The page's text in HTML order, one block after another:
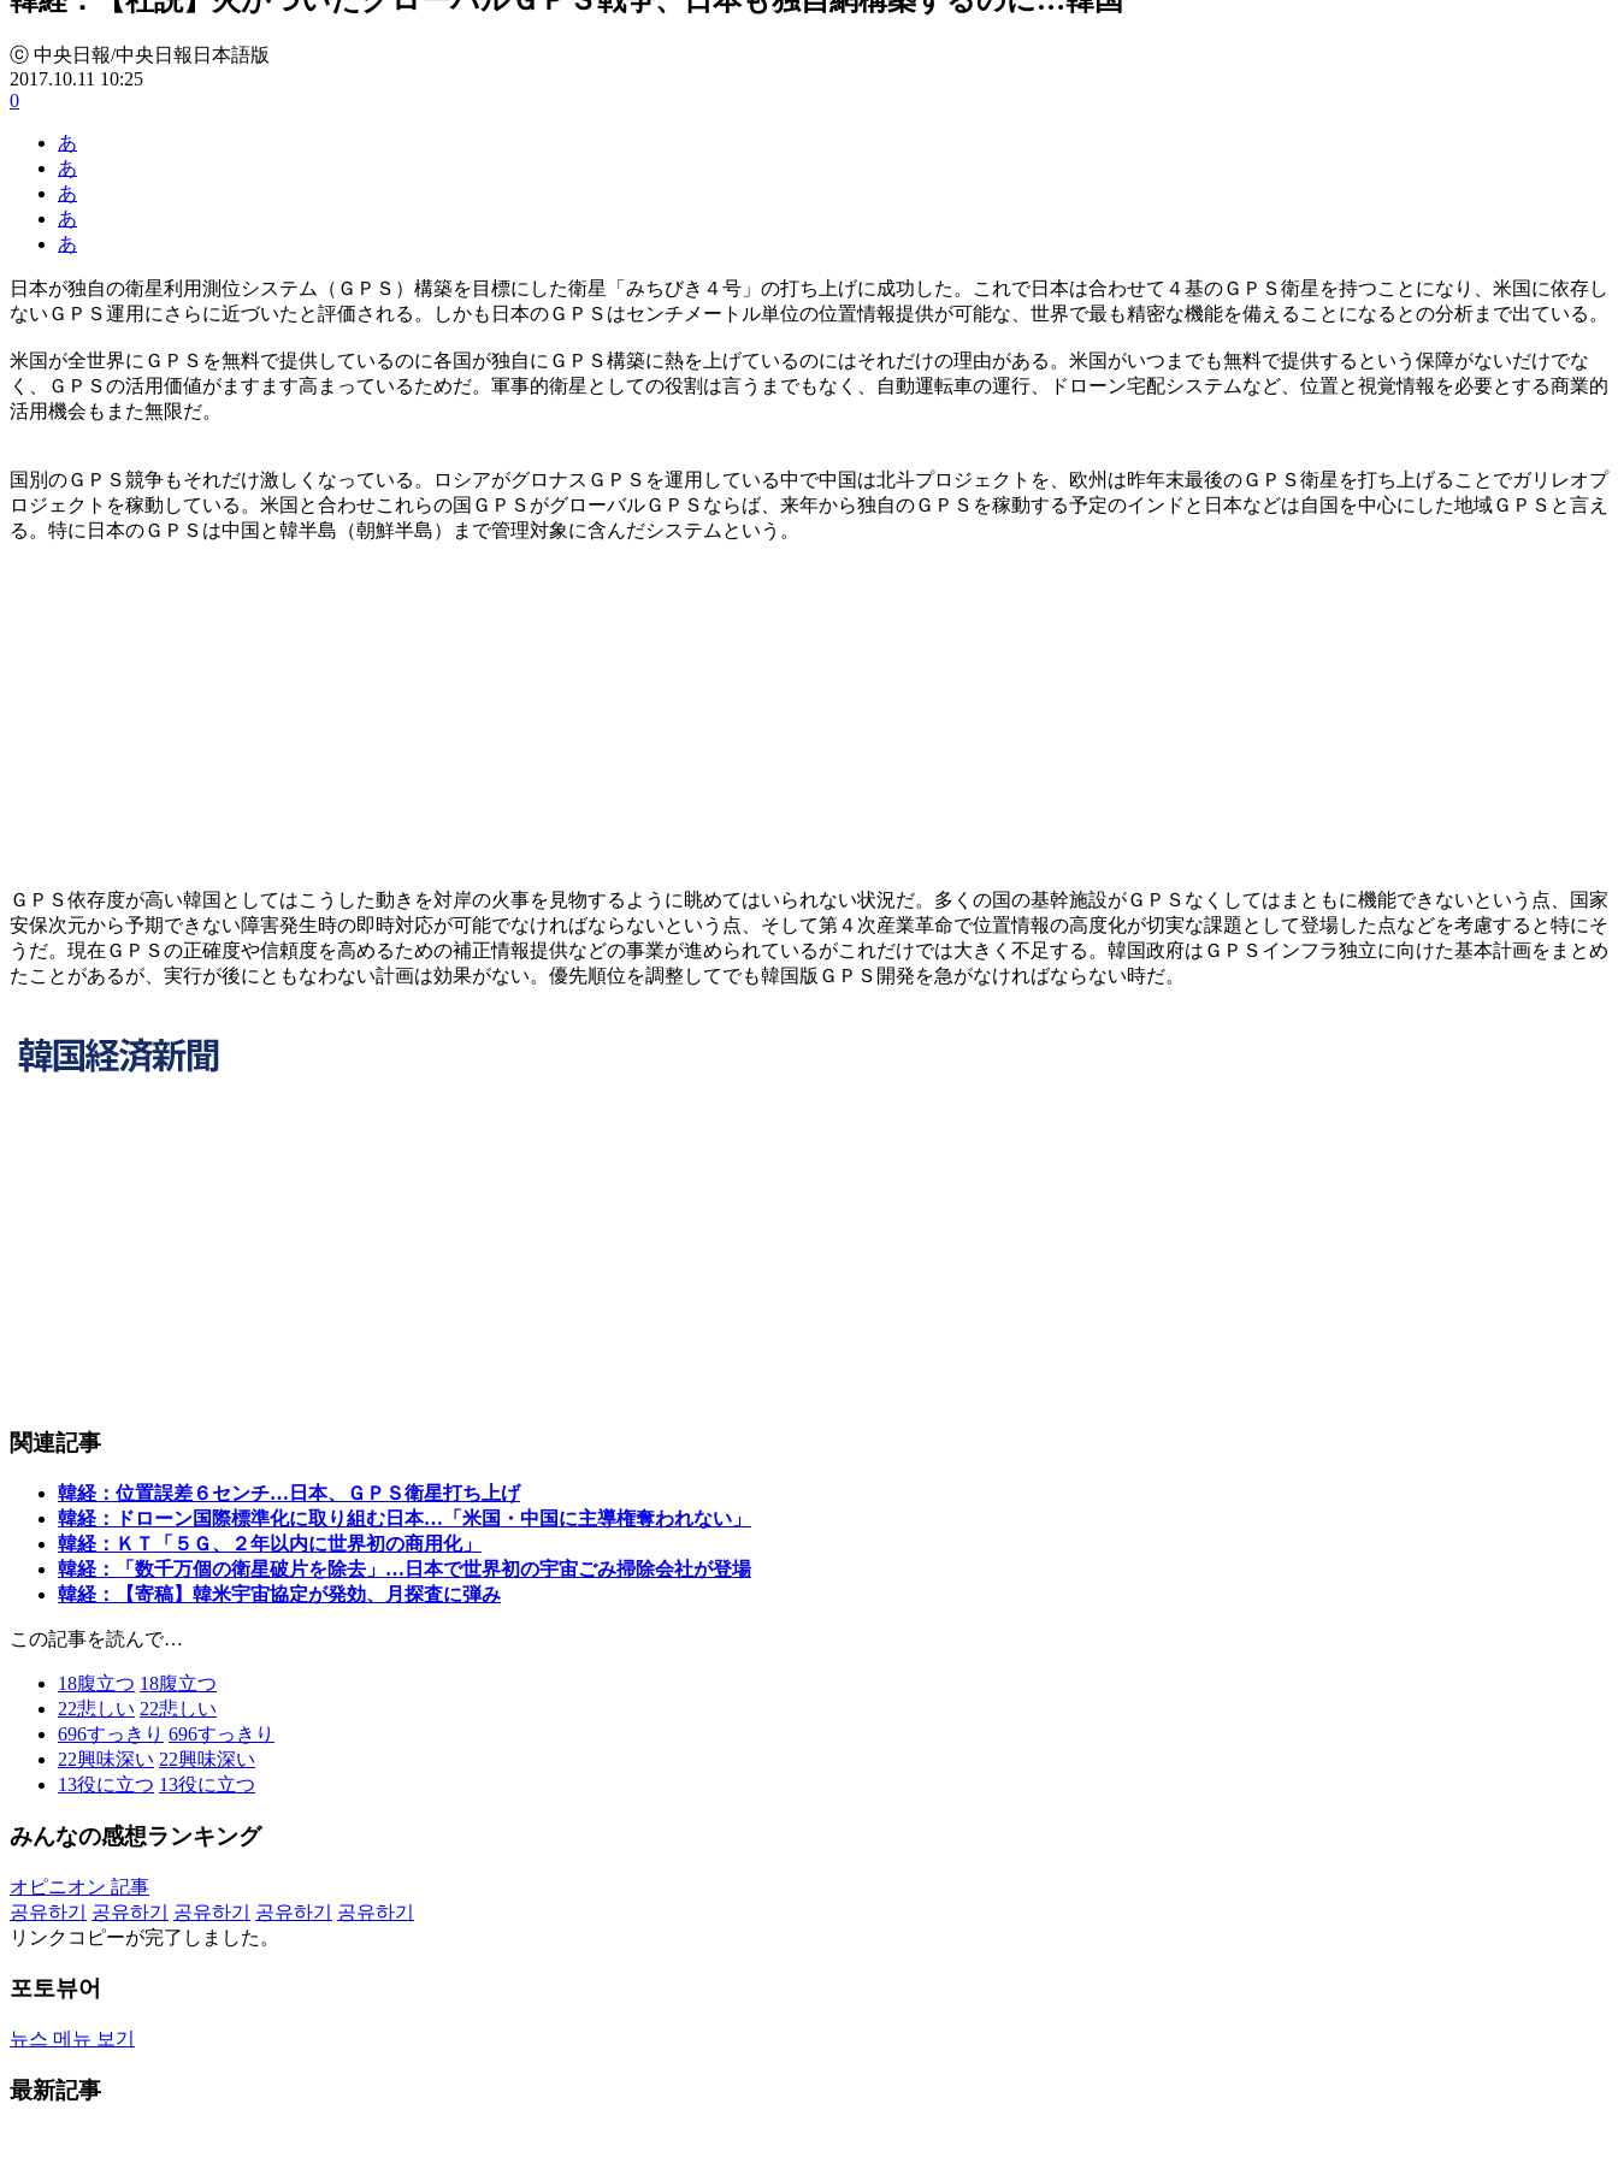
ⓒ 中央日報/中央日報日本語版
2017.10.11 10:25
0
あ
あ
あ
あ
あ
日本が独自の衛星利用測位システム（ＧＰＳ）構築を目標にした衛星「みちびき４号」の打ち上げに成功した。これで日本は合わせて４基のＧＰＳ衛星を持つことになり、米国に依存し
ないＧＰＳ運用にさらに近づいたと評価される。しかも日本のＧＰＳはセンチメートル単位の位置情報提供が可能な、世界で最も精密な機能を備えることになるとの分析まで出ている。
米国が全世界にＧＰＳを無料で提供しているのに各国が独自にＧＰＳ構築に熱を上げているのにはそれだけの理由がある。米国がいつまでも無料で提供するという保障がないだけでな
く、ＧＰＳの活用価値がますます高まっているためだ。軍事的衛星としての役割は言うまでもなく、自動運転車の運行、ドローン宅配システムなど、位置と視覚情報を必要とする商業的
活用機会もまた無限だ。
国別のＧＰＳ競争もそれだけ激しくなっている。ロシアがグロナスＧＰＳを運用している中で中国は北斗プロジェクトを、欧州は昨年末最後のＧＰＳ衛星を打ち上げることでガリレオプ
ロジェクトを稼動している。米国と合わせこれらの国ＧＰＳがグローバルＧＰＳならば、来年から独自のＧＰＳを稼動する予定のインドと日本などは自国を中心にした地域ＧＰＳと言え
る。特に日本のＧＰＳは中国と韓半島（朝鮮半島）まで管理対象に含んだシステムという。
ＧＰＳ依存度が高い韓国としてはこうした動きを対岸の火事を見物するように眺めてはいられない状況だ。多くの国の基幹施設がＧＰＳなくしてはまともに機能できないという点、国家
安保次元から予期できない障害発生時の即時対応が可能でなければならないという点、そして第４次産業革命で位置情報の高度化が切実な課題として登場した点などを考慮すると特にそ
うだ。現在ＧＰＳの正確度や信頼度を高めるための補正情報提供などの事業が進められているがこれだけでは大きく不足する。韓国政府はＧＰＳインフラ独立に向けた基本計画をまとめ
たことがあるが、実行が後にともなわない計画は効果がない。優先順位を調整してでも韓国版ＧＰＳ開発を急がなければならない時だ。
関連記事
韓経：位置誤差６センチ…日本、ＧＰＳ衛星打ち上げ
韓経：ドローン国際標準化に取り組む日本…「米国・中国に主導権奪われない」
韓経：ＫＴ「５Ｇ、２年以内に世界初の商用化」
韓経：「数千万個の衛星破片を除去」…日本で世界初の宇宙ごみ掃除会社が登場
韓経：【寄稿】韓米宇宙協定が発効、月探査に弾み
この記事を読んで…
18腹立つ 18腹立つ
22悲しい 22悲しい
696すっきり 696すっきり
22興味深い 22興味深い
13役に立つ 13役に立つ
みんなの感想ランキング
オピニオン 記事
공유하기
공유하기 공유하기 공유하기
공유하기
リンクコピーが完了しました。
포토뷰어
뉴스 메뉴 보기
最新記事